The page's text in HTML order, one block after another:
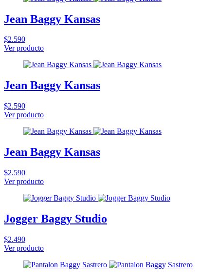
Jean Baggy Kansas
$2.590
Ver producto
Jean Baggy Kansas
$2.590
Ver producto
Jean Baggy Kansas
$2.590
Ver producto
Jogger Baggy Studio
$2.490
Ver producto